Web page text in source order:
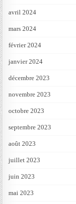
avril 2024
mars 2024
février 2024
janvier 2024
décembre 2023
novembre 2023
octobre 2023
septembre 2023
août 2023
juillet 2023
juin 2023
mai 2023